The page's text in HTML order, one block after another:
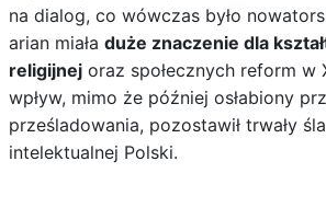
na dialog, co wówczas było
arian miała duże znaczenie dla
religijnejoraz społecznych reform w
wpływ, mimo że później osłabiony
prześladowania, pozostawił trwały
intelektualnej Polski.